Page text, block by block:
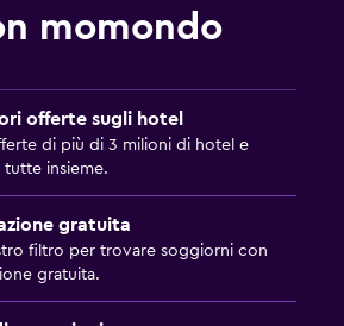
momondo
offerte sugli hotel
di più di 3 milioni di hotel e
insieme.
gratuita
filtro per trovare soggiorni con
gratuita.